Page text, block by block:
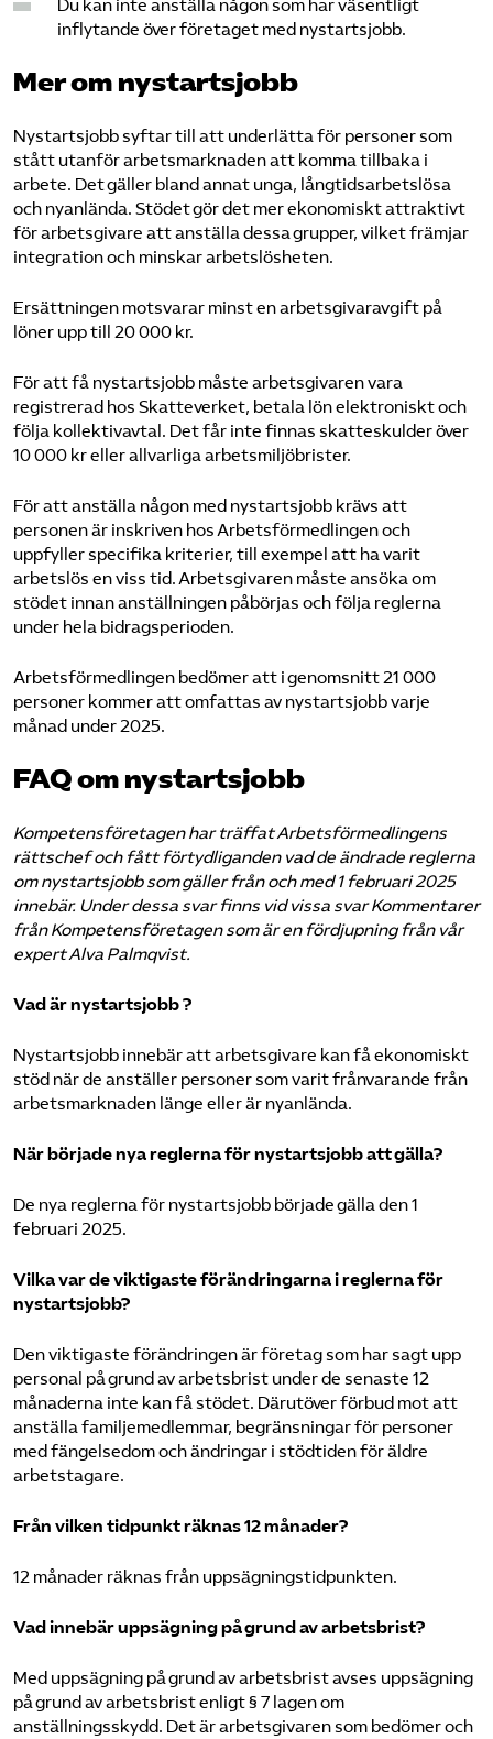
Du kan inte anställa någon som har väsentligt
inflytande över företaget med nystartsjobb.
Mer om nystartsjobb
Nystartsjobb syftar till att underlätta för personer som
stått utanför arbetsmarknaden att komma tillbaka i
arbete. Det gäller bland annat unga, långtidsarbetslösa
och nyanlända. Stödet gör det mer ekonomiskt attraktivt
för arbetsgivare att anställa dessa grupper, vilket främjar
integration och minskar arbetslösheten.
Ersättningen motsvarar minst en arbetsgivaravgift på
löner upp till 20 000 kr.
För att få nystartsjobb måste arbetsgivaren vara
registrerad hos Skatteverket, betala lön elektroniskt och
följa kollektivavtal. Det får inte finnas skatteskulder över
10 000 kr eller allvarliga arbetsmiljöbrister.
För att anställa någon med nystartsjobb krävs att
personen är inskriven hos Arbetsförmedlingen och
uppfyller specifika kriterier, till exempel att ha varit
arbetslös en viss tid. Arbetsgivaren måste ansöka om
stödet innan anställningen påbörjas och följa reglerna
under hela bidragsperioden.
Arbetsförmedlingen bedömer att i genomsnitt 21 000
personer kommer att omfattas av nystartsjobb varje
månad under 2025.
FAQ om nystartsjobb
Kompetensföretagen har träffat Arbetsförmedlingens
rättschef och fått förtydliganden vad de ändrade reglerna
om nystartsjobb som gäller från och med 1 februari 2025
innebär. Under dessa svar finns vid vissa svar Kommentarer
från Kompetensföretagen som är en fördjupning från vår
expert Alva Palmqvist.
Vad är nystartsjobb ?
Nystartsjobb innebär att arbetsgivare kan få ekonomiskt
stöd när de anställer personer som varit frånvarande från
arbetsmarknaden länge eller är nyanlända.
När började nya reglerna för nystartsjobb att gälla?
De nya reglerna för nystartsjobb började gälla den 1
februari 2025.
Vilka var de viktigaste förändringarna i reglerna för
nystartsjobb?
Den viktigaste förändringen är företag som har sagt upp
personal på grund av arbetsbrist under de senaste 12
månaderna inte kan få stödet. Därutöver förbud mot att
anställa familjemedlemmar, begränsningar för personer
med fängelsedom och ändringar i stödtiden för äldre
arbetstagare.
Från vilken tidpunkt räknas 12 månader?
12 månader räknas från uppsägningstidpunkten.
Vad innebär uppsägning på grund av arbetsbrist?
Med uppsägning på grund av arbetsbrist avses uppsägning
på grund av arbetsbrist enligt § 7 lagen om
anställningsskydd. Det är arbetsgivaren som bedömer och